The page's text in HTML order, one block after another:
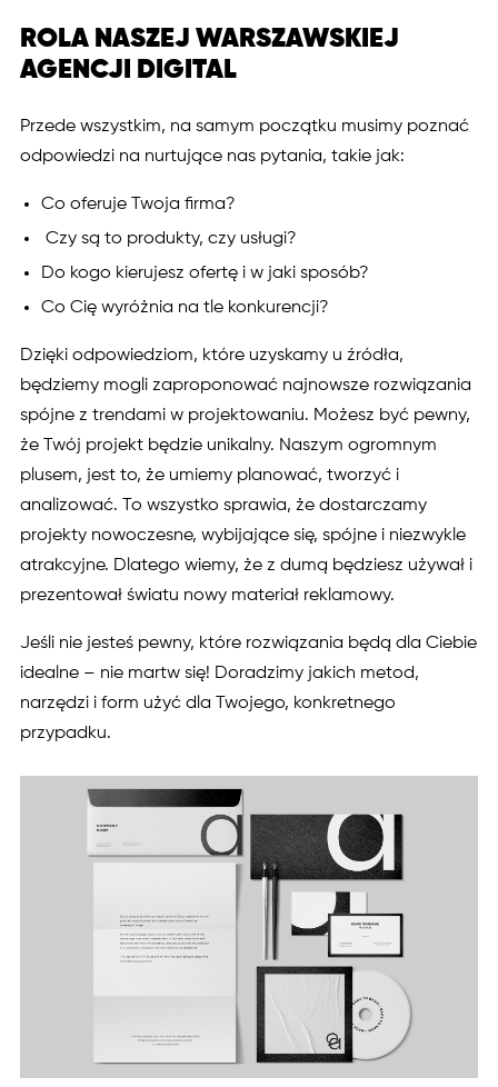
ROLA NASZEJ WARSZAWSKIEJ
AGENCJI DIGITAL
Przede wszystkim, na samym początku musimy poznać
odpowiedzi na nurtujące nas pytania, takie jak:
Co oferuje Twoja firma?
Czy są to produkty, czy usługi?
Do kogo kierujesz ofertę i w jaki sposób?
Co Cię wyróżnia na tle konkurencji?
Dzięki odpowiedziom, które uzyskamy u źródła,
będziemy mogli zaproponować najnowsze rozwiązania
spójne z trendami w projektowaniu. Możesz być pewny,
że Twój projekt będzie unikalny. Naszym ogromnym
plusem, jest to, że umiemy planować, tworzyć i
analizować. To wszystko sprawia, że dostarczamy
projekty nowoczesne, wybijające się, spójne i niezwykle
atrakcyjne. Dlatego wiemy, że z dumą będziesz używał i
prezentował światu nowy materiał reklamowy.
Jeśli nie jesteś pewny, które rozwiązania będą dla Ciebie
idealne – nie martw się! Doradzimy jakich metod,
narzędzi i form użyć dla Twojego, konkretnego
przypadku.